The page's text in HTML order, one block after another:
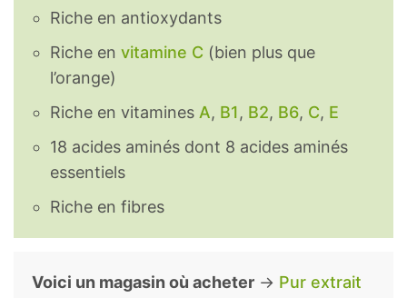
Riche en antioxydants
Riche en vitamine C (bien plus que
l’orange)
Riche en vitamines A, B1, B2, B6, C, E
18 acides aminés dont 8 acides aminés
essentiels
Riche en fibres
Voici un magasin où acheter → Pur extrait